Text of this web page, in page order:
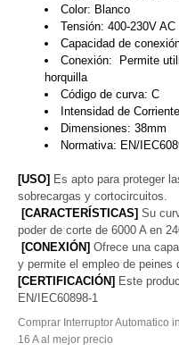
Color: Blanco
Tensión: 400-230V AC
Capacidad de
Conexión: Permite
horquilla
Código de curva: C
Intensidad de
Dimensiones: 38mm
Normativa: EN/
[USO] Es apto para proteger
sobrecargas y cortocircuitos.
[CARACTERÍSTICAS] Su
poder de corte de 6000 A en
[CONEXIÓN] Ofrece una
y permite el empleo de peines
[CERTIFICACIÓN] Este
EN/IEC60898-1
Comprar Interruptor Automatico
16 A al mejor precio